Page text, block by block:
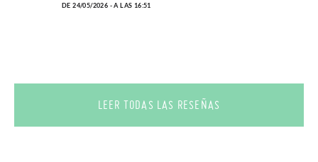
DE 24/05/2026 - A LAS 16:51
LEER TODAS LAS RESEÑAS